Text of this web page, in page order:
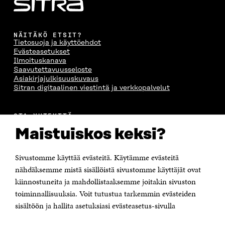
Maistuiskos keksi?
Sivustomme käyttää evästeitä. Käytämme evästeitä
nähdäksemme mistä sisällöistä sivustomme käyttäjät ovat
kiinnostuneita ja mahdollistaaksemme joitakin sivuston
toiminnallisuuksia. Voit tutustua tarkemmin evästeiden
sisältöön ja hallita asetuksiasi evästeasetus-sivulla
S
I
K
K
U
N
A
S
S
K
K
U
N
A
S
S
K
N
A
S
A
A
NÄITÄKÖ ETSIT?
Tietosuoja ja käyttöehdot
Evästeasetukset
Ilmoituskanava
Saavutettavuusseloste
Asiakirjajulkisuuskuvaus
Sitran digitaalinen viestintä ja verkkopalvelut
OTA YHTEYTTÄ
Itämerenkatu 11-13, PL 160,
00181 Helsinki
Puhelin +358 294 618 991
Sähköpostiosoite
Saapumisohjeet
Y-tunnus 0202132-3